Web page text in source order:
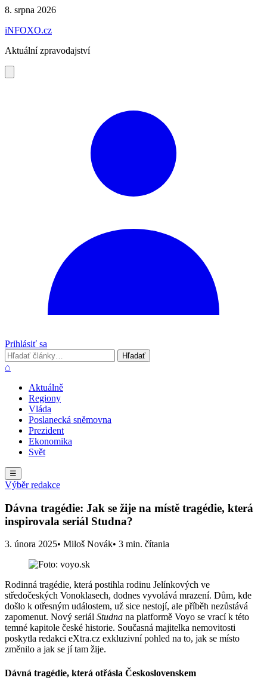
Preskočiť
obsah
8. srpna 2026
iNFOXO.cz
Aktuální zpravodajství
Prihlásiť sa
Hľadať
Hľadať
⌂
Aktuálně
Regiony
Vláda
Poslanecká sněmovna
Prezident
Ekonomika
Svět
☰
Výběr redakce
Dávna tragédie: Jak se žije na místě tragédie, která
inspirovala seriál Studna?
3. února 2025• Miloš Novák• 3 min. čítania
Rodinná tragédie, která postihla rodinu Jelínkových ve
středočeských Vonoklasech, dodnes vyvolává mrazení. Dům, kde
došlo k otřesným událostem, už sice nestojí, ale příběh nezůstává
zapomenut. Nový seriál Studna na platformě Voyo se vrací k této
temné kapitole české historie. Současná majitelka nemovitosti
poskytla redakci eXtra.cz exkluzivní pohled na to, jak se místo
změnilo a jak se jí tam žije.
Dávná tragédie, která otřásla Československem